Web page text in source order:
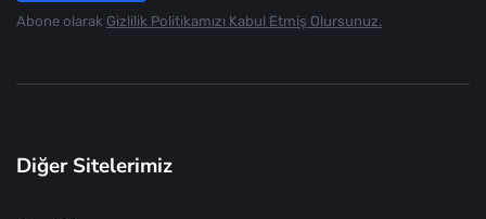
Abone olarak Gizlilik Politikamızı Kabul Etmiş Olursunuz.
Diğer Sitelerimiz